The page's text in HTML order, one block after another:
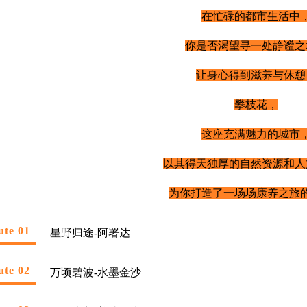
在忙碌的都市生活中，
你是否渴望寻一处静谧之
让身心得到滋养与休憩
攀枝花，
这座充满魅力的城市，
以其得天独厚的自然资源和人
为你打造了一场场康养之旅
01 星野归途-阿署达
02 万顷碧波-水墨金沙